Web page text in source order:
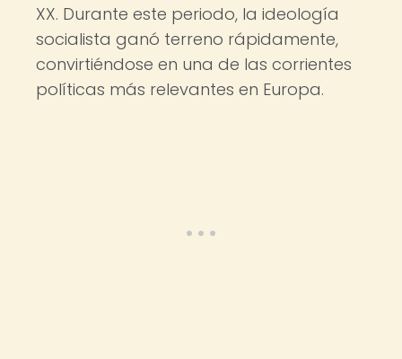
XX. Durante este periodo, la ideología
socialista ganó terreno rápidamente,
convirtiéndose en una de las corrientes
políticas más relevantes en Europa.